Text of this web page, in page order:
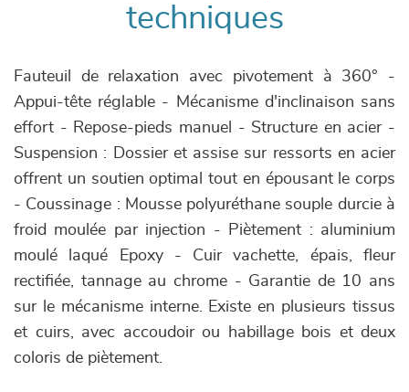
techniques
Fauteuil de relaxation avec pivotement à 360° -
Appui-tête réglable - Mécanisme d'inclinaison sans
effort - Repose-pieds manuel - Structure en acier -
Suspension : Dossier et assise sur ressorts en acier
offrent un soutien optimal tout en épousant le corps
- Coussinage : Mousse polyuréthane souple durcie à
froid moulée par injection - Piètement : aluminium
moulé laqué Epoxy - Cuir vachette, épais, fleur
rectifiée, tannage au chrome - Garantie de 10 ans
sur le mécanisme interne. Existe en plusieurs tissus
et cuirs, avec accoudoir ou habillage bois et deux
coloris de piètement.